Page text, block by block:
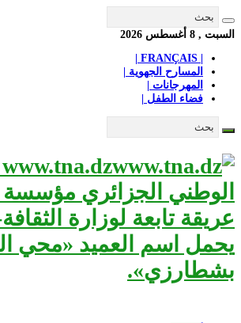
السبت , 8 أغسطس 2026
المسارح الجهوية |
المهرجانات |
فضاء الطفل |
الوطني الجزائري مؤسسة
عريقة تابعة لوزارة
يحمل اسم العميد «محي
بشطارزي».